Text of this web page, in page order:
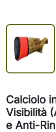
Calciolo
Visibilità
e Anti-